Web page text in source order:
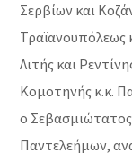
Σερβίων και
Τραϊανουπόλεως
Λιτής και
Κομοτηνής κ.κ.
ο
Παντελεήμων,